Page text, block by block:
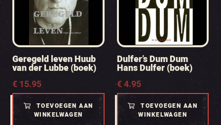
Geregeld leven Huub
van der Lubbe (boek)
€15.95
TOEVOEGEN AAN
WINKELWAGEN
Dulfer’s Dum Dum
Hans Dulfer (boek)
€4.95
TOEVOEGEN AAN
WINKELWAGEN